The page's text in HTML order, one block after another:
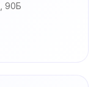
90Б